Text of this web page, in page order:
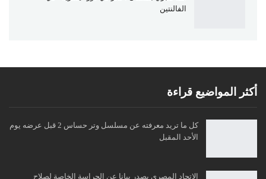
الفالنتين
أكثر المواضيع قراءة
كل ما تريد معرفته عن مسلسل وتر حساس 2 قبل عرضه يوم
الأحد المقبل
الاتحاد المصري يصدر بيانا عن الحراسة الخاصة لصلاح